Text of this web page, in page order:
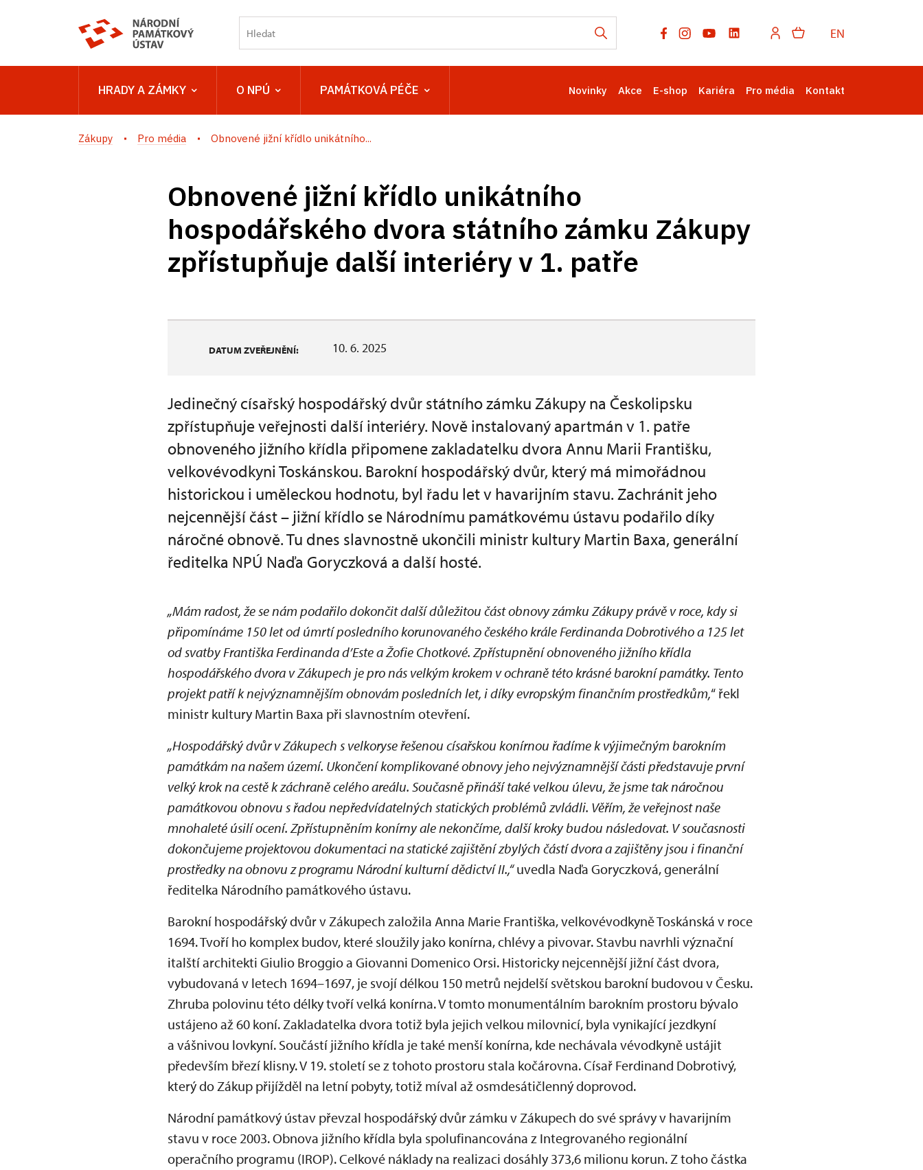
EN
HRADY A ZÁMKY O NPÚ PAMÁTKOVÁ PÉČE Novinky Akce E-shop Kariéra Pro média Kontakt
Zákupy Pro média Obnovené jižní křídlo unikátního...
Obnovené jižní křídlo unikátního
hospodářského dvora státního zámku Zákupy
zpřístupňuje další interiéry v 1. patře
DATUM ZVEŘEJNĚNÍ: 10. 6. 2025
Jedinečný císařský hospodářský dvůr státního zámku Zákupy na Českolipsku
zpřístupňuje veřejnosti další interiéry. Nově instalovaný apartmán v 1. patře
obnoveného jižního křídla připomene zakladatelku dvora Annu Marii Františku,
velkovévodkyni Toskánskou. Barokní hospodářský dvůr, který má mimořádnou
historickou i uměleckou hodnotu, byl řadu let v havarijním stavu. Zachránit jeho
nejcennější část – jižní křídlo se Národnímu památkovému ústavu podařilo díky
náročné obnově. Tu dnes slavnostně ukončili ministr kultury Martin Baxa, generální
ředitelka NPÚ Naďa Goryczková a další hosté.
„Mám radost, že se nám podařilo dokončit další důležitou část obnovy zámku Zákupy právě v roce, kdy si
připomínáme 150 let od úmrtí posledního korunovaného českého krále Ferdinanda Dobrotivého a 125 let
od svatby Františka Ferdinanda d’Este a Žofie Chotkové. Zpřístupnění obnoveného jižního křídla
hospodářského dvora v Zákupech je pro nás velkým krokem v ochraně této krásné barokní památky. Tento
projekt patří k nejvýznamnějším obnovám posledních let, i díky evropským finančním prostředkům,“ řekl
ministr kultury Martin Baxa při slavnostním otevření.
„Hospodářský dvůr v Zákupech s velkoryse řešenou císařskou konírnou řadíme k výjimečným barokním
památkám na našem území. Ukončení komplikované obnovy jeho nejvýznamnější části představuje první
velký krok na cestě k záchraně celého areálu. Současně přináší také velkou úlevu, že jsme tak náročnou
památkovou obnovu s řadou nepředvídatelných statických problémů zvládli. Věřím, že veřejnost naše
mnohaleté úsilí ocení. Zpřístupněním konírny ale nekončíme, další kroky budou následovat. V současnosti
dokončujeme projektovou dokumentaci na statické zajištění zbylých částí dvora a zajištěny jsou i finanční
prostředky na obnovu z programu Národní kulturní dědictví II.,“uvedla Naďa Goryczková, generální
ředitelka Národního památkového ústavu.
Barokní hospodářský dvůr v Zákupech založila Anna Marie Františka, velkovévodkyně Toskánská v roce
1694. Tvoří ho komplex budov, které sloužily jako konírna, chlévy a pivovar. Stavbu navrhli význační
italští architekti Giulio Broggio a Giovanni Domenico Orsi. Historicky nejcennější jižní část dvora,
vybudovaná v letech 1694–1697, je svojí délkou 150 metrů nejdelší světskou barokní budovou v Česku.
Zhruba polovinu této délky tvoří velká konírna. V tomto monumentálním barokním prostoru bývalo
ustájeno až 60 koní. Zakladatelka dvora totiž byla jejich velkou milovnicí, byla vynikající jezdkyní
a vášnivou lovkyní. Součástí jižního křídla je také menší konírna, kde nechávala vévodkyně ustájit
především březí klisny. V 19. století se z tohoto prostoru stala kočárovna. Císař Ferdinand Dobrotivý,
který do Zákup přijížděl na letní pobyty, totiž míval až osmdesátičlenný doprovod.
Národní památkový ústav převzal hospodářský dvůr zámku v Zákupech do své správy v havarijním
stavu v roce 2003. Obnova jižního křídla byla spolufinancována z Integrovaného regionální
operačního programu (IROP). Celkové náklady na realizaci dosáhly 373,6 milionu korun. Z toho částka